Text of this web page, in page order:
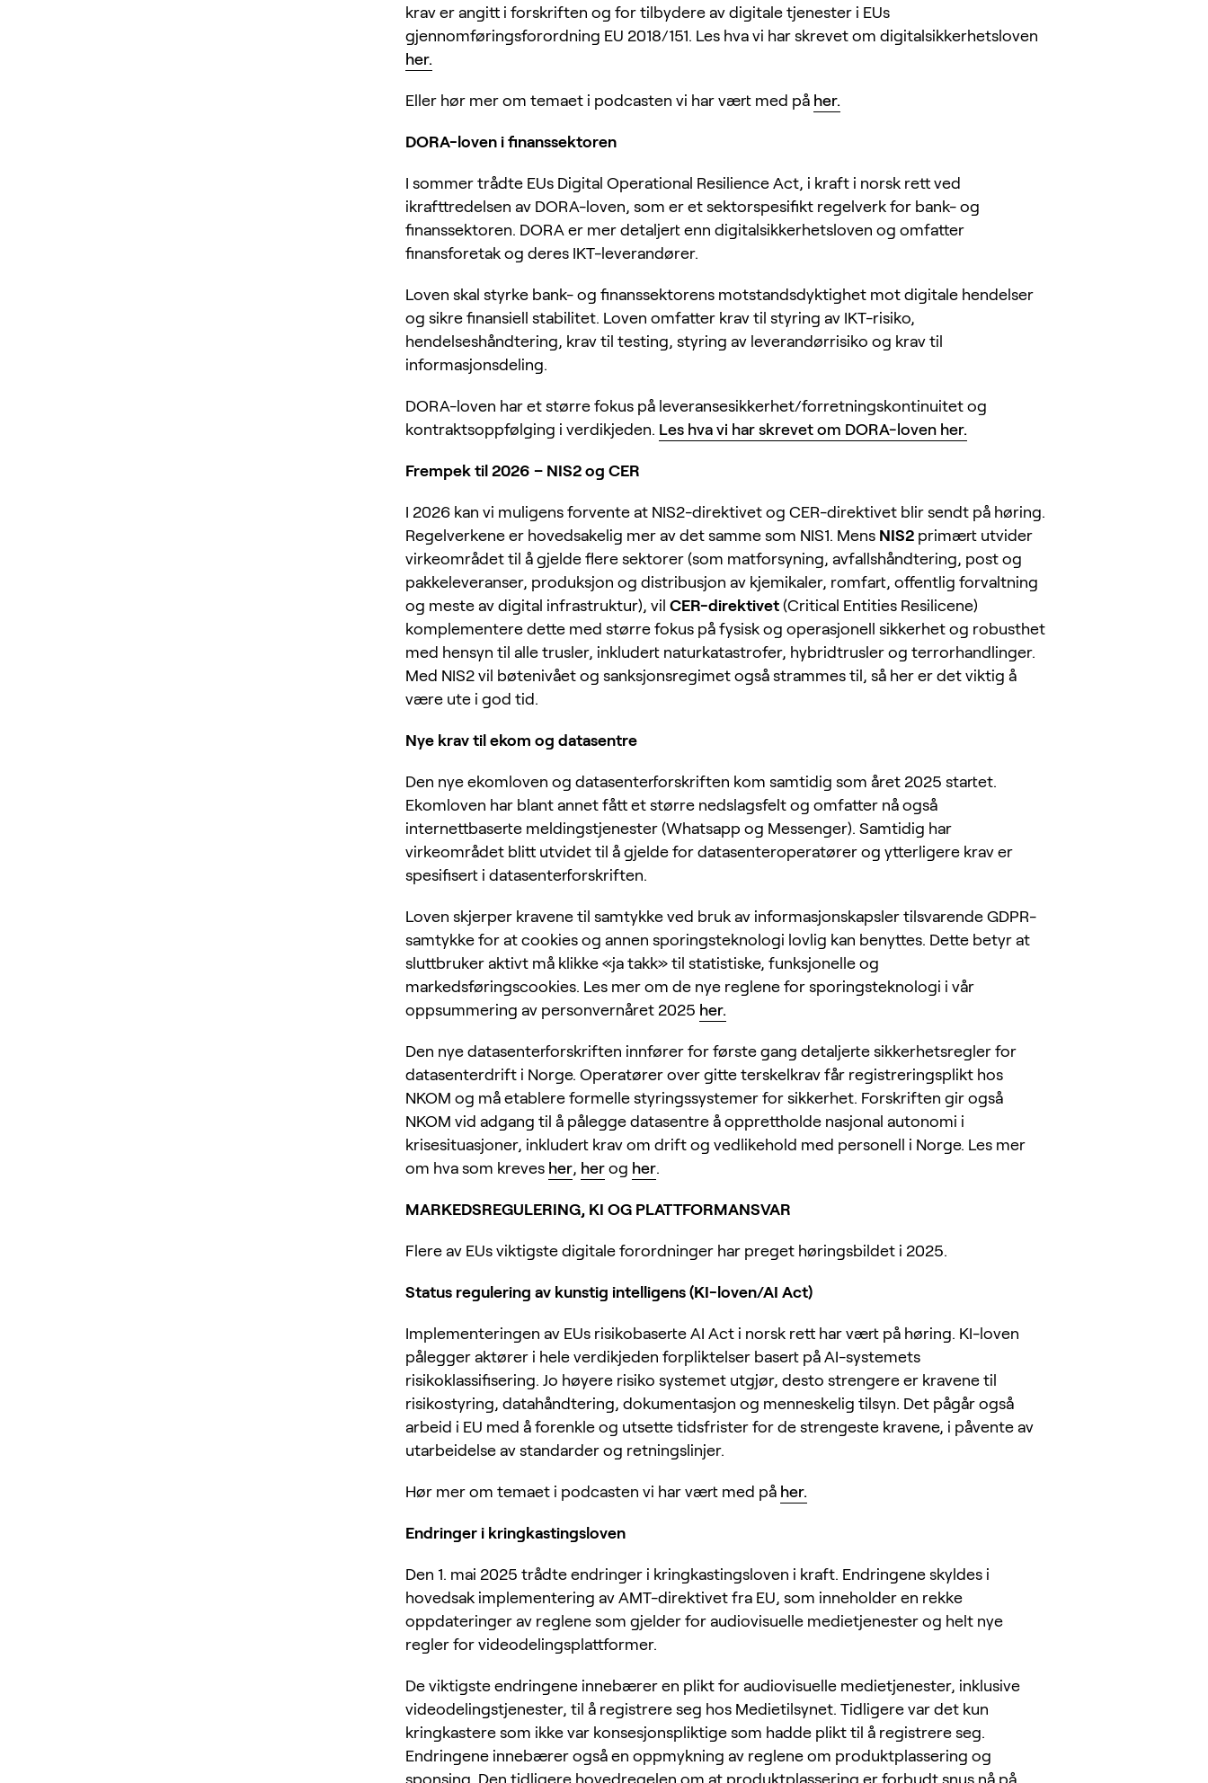
krav er angitt i forskriften og for tilbydere av digitale tjenester i EUs
gjennomføringsforordning EU 2018/151. Les hva vi har skrevet om digitalsikkerhetsloven
her.
Eller hør mer om temaet i podcasten vi har vært med på her.
DORA-loven i finanssektoren
I sommer trådte EUs Digital Operational Resilience Act, i kraft i norsk rett ved
ikrafttredelsen av DORA-loven, som er et sektorspesifikt regelverk for bank- og
finanssektoren. DORA er mer detaljert enn digitalsikkerhetsloven og omfatter
finansforetak og deres IKT-leverandører.
Loven skal styrke bank- og finanssektorens motstandsdyktighet mot digitale hendelser
og sikre finansiell stabilitet. Loven omfatter krav til styring av IKT-risiko,
hendelseshåndtering, krav til testing, styring av leverandørrisiko og krav til
informasjonsdeling.
DORA-loven har et større fokus på leveransesikkerhet/forretningskontinuitet og
kontraktsoppfølging i verdikjeden. Les hva vi har skrevet om DORA-loven her.
Frempek til 2026 – NIS2 og CER
I 2026 kan vi muligens forvente at NIS2-direktivet og CER-direktivet blir sendt på høring.
Regelverkene er hovedsakelig mer av det samme som NIS1. Mens NIS2 primært utvider
virkeområdet til å gjelde flere sektorer (som matforsyning, avfallshåndtering, post og
pakkeleveranser, produksjon og distribusjon av kjemikaler, romfart, offentlig forvaltning
og meste av digital infrastruktur), vilCER-direktivet (Critical Entities Resilicene)
komplementere dette med større fokus på fysisk og operasjonell sikkerhet og robusthet
med hensyn til alle trusler, inkludert naturkatastrofer, hybridtrusler og terrorhandlinger.
Med NIS2 vil bøtenivået og sanksjonsregimet også strammes til, så her er det viktig å
være ute i god tid.
Nye krav til ekom og datasentre
Den nye ekomloven og datasenterforskriften kom samtidig som året 2025 startet.
Ekomloven har blant annet fått et større nedslagsfelt og omfatter nå også
internettbaserte meldingstjenester (Whatsapp og Messenger). Samtidig har
virkeområdet blitt utvidet til å gjelde for datasenteroperatører og ytterligere krav er
spesifisert i datasenterforskriften.
Loven skjerper kravene til samtykke ved bruk av informasjonskapsler tilsvarende GDPR-
samtykke for at cookies og annen sporingsteknologi lovlig kan benyttes. Dette betyr at
sluttbruker aktivt må klikke «ja takk» til statistiske, funksjonelle og
markedsføringscookies. Les mer om de nye reglene for sporingsteknologi i vår
oppsummering av personvernåret 2025 her.
Den nye datasenterforskriften innfører for første gang detaljerte sikkerhetsregler for
datasenterdrift i Norge. Operatører over gitte terskelkrav får registreringsplikt hos
NKOM og må etablere formelle styringssystemer for sikkerhet. Forskriften gir også
NKOM vid adgang til å pålegge datasentre å opprettholde nasjonal autonomi i
krisesituasjoner, inkludert krav om drift og vedlikehold med personell i Norge. Les mer
om hva som kreves her, her og her.
MARKEDSREGULERING, KI OG PLATTFORMANSVAR
Flere av EUs viktigste digitale forordninger har preget høringsbildet i 2025.
Status regulering av kunstig intelligens (KI-loven/AI Act)
Implementeringen av EUs risikobaserte AI Act i norsk rett har vært på høring. KI-loven
pålegger aktører i hele verdikjeden forpliktelser basert på AI-systemets
risikoklassifisering. Jo høyere risiko systemet utgjør, desto strengere er kravene til
risikostyring, datahåndtering, dokumentasjon og menneskelig tilsyn. Det pågår også
arbeid i EU med å forenkle og utsette tidsfrister for de strengeste kravene, i påvente av
utarbeidelse av standarder og retningslinjer.
Hør mer om temaet i podcasten vi har vært med på her.
Endringer i kringkastingsloven
Den 1. mai 2025 trådte endringer i kringkastingsloven i kraft. Endringene skyldes i
hovedsak implementering av AMT-direktivet fra EU, som inneholder en rekke
oppdateringer av reglene som gjelder for audiovisuelle medietjenester og helt nye
regler for videodelingsplattformer.
De viktigste endringene innebærer en plikt for audiovisuelle medietjenester, inklusive
videodelingstjenester, til å registrere seg hos Medietilsynet. Tidligere var det kun
kringkastere som ikke var konsesjonspliktige som hadde plikt til å registrere seg.
Endringene innebærer også en oppmykning av reglene om produktplassering og